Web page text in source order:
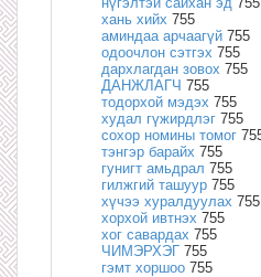
хань хийх 755
аминдаа арчаагүй 755
одоочлон сэтгэх 755
дархлагдан зовох 755
ДАНЖЛАГЧ 755
тодорхой мэдэх 755
худал гүжирдлэг 755
сохор номины томог
тэнгэр барайх 755
гунигт амьдрал 755
гилжгий ташуур 755
хүчээ хуралдуулах 755
хорхой ивтнэх 755
хог савардах 755
ЧИМЭРХЭГ 755
гэмт хоршоо 755